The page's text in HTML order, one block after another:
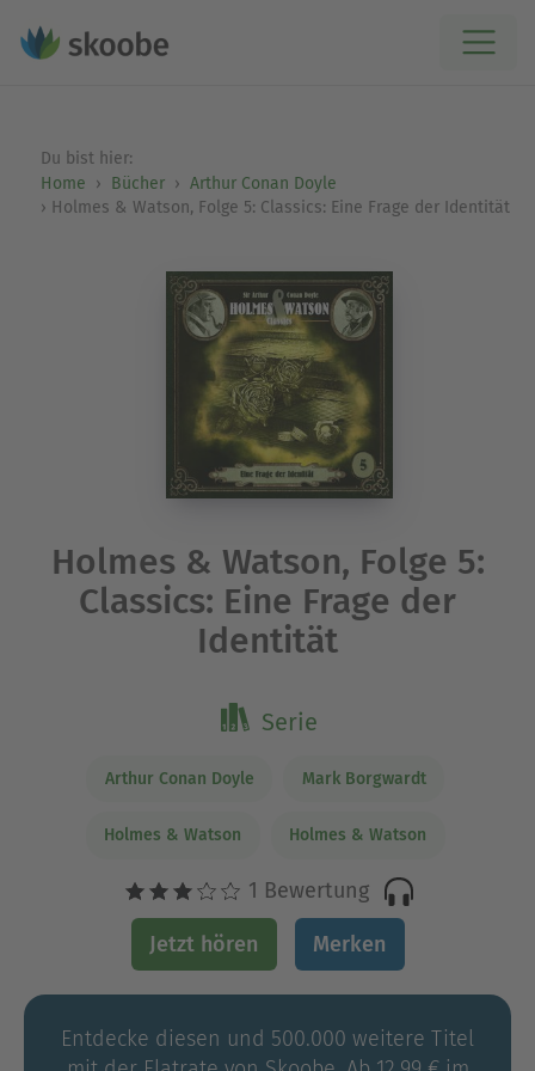
Du bist hier:
Home
Bücher
Arthur Conan Doyle
Holmes & Watson, Folge 5: Classics: Eine Frage der Identität
Holmes & Watson, Folge 5:
Classics: Eine Frage der
Identität
Serie
Arthur Conan Doyle Mark Borgwardt
Holmes & Watson Holmes & Watson
1 Bewertung
Jetzt hören Merken
Entdecke diesen und 500.000 weitere Titel